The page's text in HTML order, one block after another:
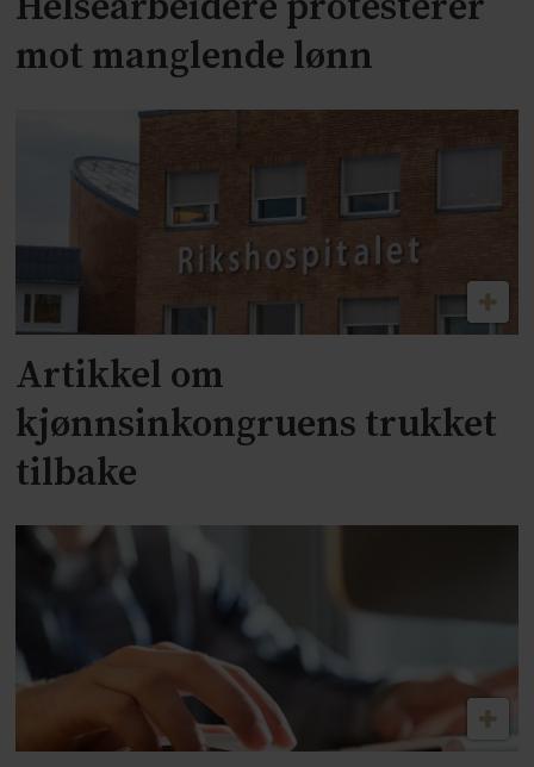
mot manglende lønn
Artikkel om
kjønnsinkongruens trukket
tilbake